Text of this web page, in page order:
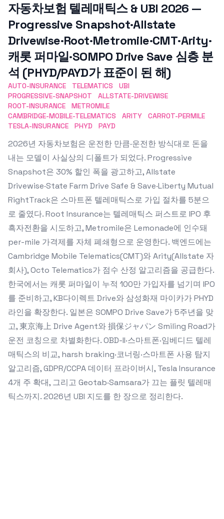
자동차보험 텔레매틱스 & UBI 2026 —
Progressive Snapshot·Allstate
Drivewise·Root·Metromile·CMT·Arity·
캐롯 퍼마일·SOMPO Drive Save 심층 분
석 (PHYD/PAYD가 표준이 된 해)
AUTO-INSURANCE TELEMATICS
UBI
PROGRESSIVE-SNAPSHOT
ALLSTATE-DRIVEWISE
ROOT-INSURANCE
METROMILE
CAMBRIDGE-MOBILE-TELEMATICS
ARITY
CARROT-PERMILE
TESLA-INSURANCE
PHYD PAYD
2026년 자동차보험은 운전한 만큼·운전한 방식대로 돈을
내는 모델이 사실상의 디폴트가 되었다. Progressive
Snapshot은 30% 할인 폭을 광고하고, Allstate
Drivewise·State Farm Drive Safe & Save·Liberty Mutual
RightTrack은 스마트폰 텔레매틱스로 가입 절차를 5분으
로 줄였다. Root Insurance는 텔레매틱스 퍼스트로 IPO 후
흑자전환을 시도하고, Metromile은 Lemonade에 인수돼
per-mile 가격제를 자체 폐쇄형으로 운영한다. 백엔드에는
Cambridge Mobile Telematics(CMT)와 Arity(Allstate 자
회사), Octo Telematics가 점수 산정 알고리즘을 공급한다.
한국에서는 캐롯 퍼마일이 누적 100만 가입자를 넘기며 IPO
를 준비하고, KB다이렉트 Drive와 삼성화재 마이카가 PHYD
라인을 확장한다. 일본은 SOMPO Drive Save가 5주년을 맞
고, 東京海上 Drive Agent와 損保ジャパン Smiling Road가
운전 코칭으로 차별화한다. OBD-II·스마트폰·임베디드 텔레
매틱스의 비교, harsh braking·코너링·스마트폰 사용 탐지
알고리즘, GDPR/CCPA 데이터 프라이버시, Tesla Insurance
4개 주 확대, 그리고 Geotab·Samsara가 끄는 플릿 텔레매
틱스까지. 2026년 UBI 지도를 한 장으로 정리한다.